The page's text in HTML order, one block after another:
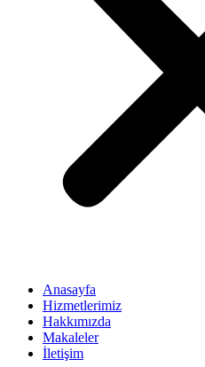
Anasayfa
Hizmetlerimiz
Hakkımızda
Makaleler
İletişim